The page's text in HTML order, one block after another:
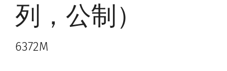
列，公制）
6372M